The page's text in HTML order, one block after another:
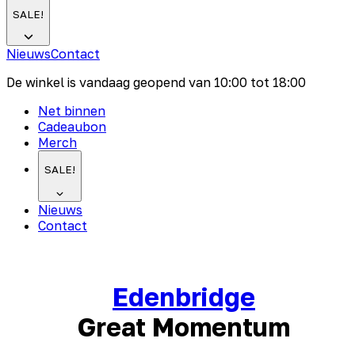
SALE!
NieuwsContact
De winkel is vandaag geopend van 10:00 tot 18:00
Net binnen
Cadeaubon
Merch
SALE!
Nieuws
Contact
Edenbridge
Great Momentum